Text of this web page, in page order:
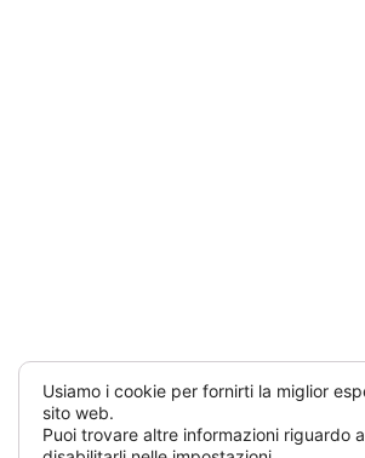
Usiamo i cookie per fornirti la miglior
sito web.
Puoi trovare altre informazioni riguardo